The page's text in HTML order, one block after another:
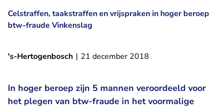
Celstraffen, taakstraffen en vrijspraken in hoger beroep
btw-fraude Vinkenslag
's-Hertogenbosch | 21 december 2018
In hoger beroep zijn 5 mannen veroordeeld voor
het plegen van btw-fraude in het voormalige